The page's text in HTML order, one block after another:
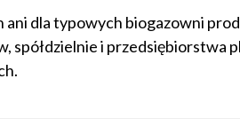
ani dla typowych biogazowni
spółdzielnie i przedsiębiorstwa